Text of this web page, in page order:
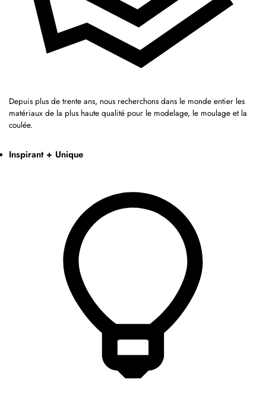
Depuis plus de trente ans, nous recherchons dans le monde entier les
matériaux de la plus haute qualité pour le modelage, le moulage et la
coulée.
Inspirant + Unique